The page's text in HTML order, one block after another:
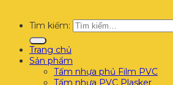
Tìm kiếm:
Trang chủ
Sản phẩm
Tấm nhựa phủ Film PVC
Tấm nhựa PVC Plasker